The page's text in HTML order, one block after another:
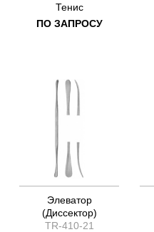
Тенис
ПО ЗАПРОСУ
Элеватор
(Диссектор)
TR-410-21